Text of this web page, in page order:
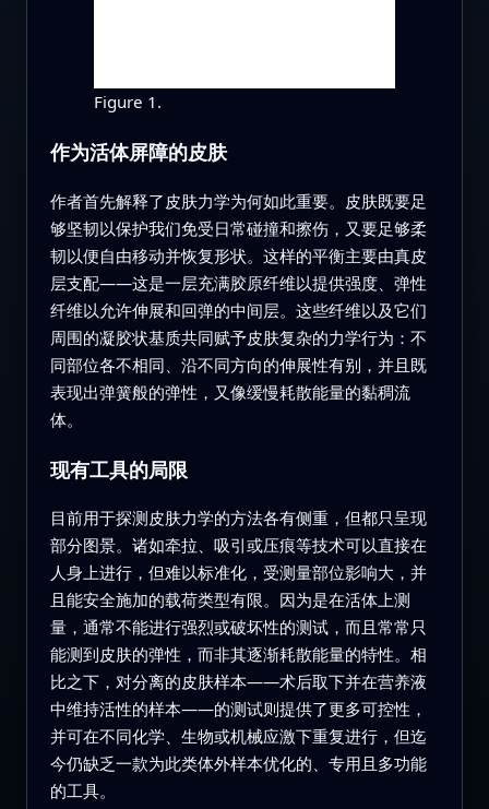
Figure 1.
作为活体屏障的皮肤
作者首先解释了皮肤力学为何如此重要。皮肤既要足
够坚韧以保护我们免受日常碰撞和擦伤，又要足够柔
韧以便自由移动并恢复形状。这样的平衡主要由真皮
层支配——这是一层充满胶原纤维以提供强度、弹性
纤维以允许伸展和回弹的中间层。这些纤维以及它们
周围的凝胶状基质共同赋予皮肤复杂的力学行为：不
同部位各不相同、沿不同方向的伸展性有别，并且既
表现出弹簧般的弹性，又像缓慢耗散能量的黏稠流
体。
现有工具的局限
目前用于探测皮肤力学的方法各有侧重，但都只呈现
部分图景。诸如牵拉、吸引或压痕等技术可以直接在
人身上进行，但难以标准化，受测量部位影响大，并
且能安全施加的载荷类型有限。因为是在活体上测
量，通常不能进行强烈或破坏性的测试，而且常常只
能测到皮肤的弹性，而非其逐渐耗散能量的特性。相
比之下，对分离的皮肤样本——术后取下并在营养液
中维持活性的样本——的测试则提供了更多可控性，
并可在不同化学、生物或机械应激下重复进行，但迄
今仍缺乏一款为此类体外样本优化的、专用且多功能
的工具。